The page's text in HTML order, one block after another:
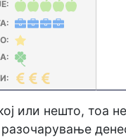
или нешто, тоа